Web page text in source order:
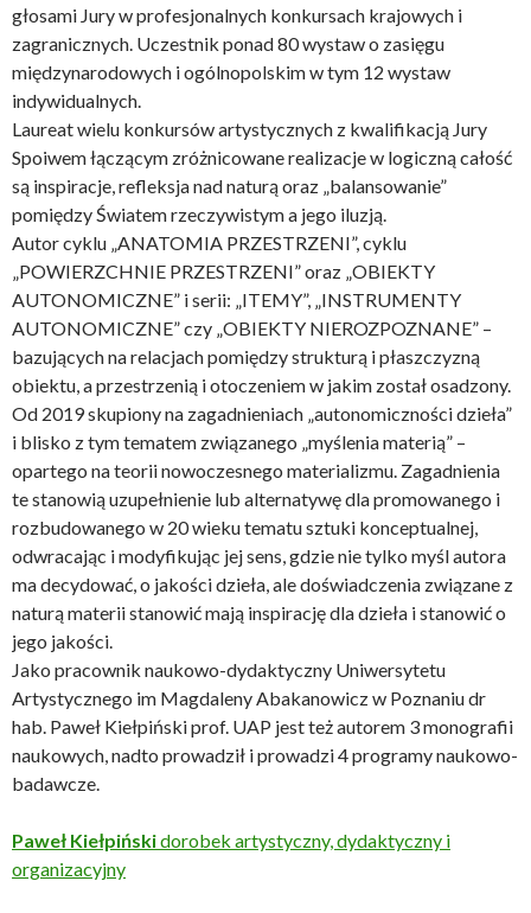
głosami Jury w profesjonalnych konkursach krajowych i
zagranicznych. Uczestnik ponad 80 wystaw o zasięgu
międzynarodowych i ogólnopolskim w tym 12 wystaw
indywidualnych.
Laureat wielu konkursów artystycznych z kwalifikacją Jury
Spoiwem łączącym zróżnicowane realizacje w logiczną całość
są inspiracje, refleksja nad naturą oraz „balansowanie”
pomiędzy Światem rzeczywistym a jego iluzją.
Autor cyklu „ANATOMIA PRZESTRZENI”, cyklu
„POWIERZCHNIE PRZESTRZENI” oraz „OBIEKTY
AUTONOMICZNE” i serii: „ITEMY”, „INSTRUMENTY
AUTONOMICZNE” czy „OBIEKTY NIEROZPOZNANE” –
bazujących na relacjach pomiędzy strukturą i płaszczyzną
obiektu, a przestrzenią i otoczeniem w jakim został osadzony.
Od 2019 skupiony na zagadnieniach „autonomiczności dzieła”
i blisko z tym tematem związanego „myślenia materią” –
opartego na teorii nowoczesnego materializmu. Zagadnienia
te stanowią uzupełnienie lub alternatywę dla promowanego i
rozbudowanego w 20 wieku tematu sztuki konceptualnej,
odwracając i modyfikując jej sens, gdzie nie tylko myśl autora
ma decydować, o jakości dzieła, ale doświadczenia związane z
naturą materii stanowić mają inspirację dla dzieła i stanowić o
jego jakości.
Jako pracownik naukowo-dydaktyczny Uniwersytetu
Artystycznego im Magdaleny Abakanowicz w Poznaniu dr
hab. Paweł Kiełpiński prof. UAP jest też autorem 3 monografii
naukowych, nadto prowadził i prowadzi 4 programy naukowo-
badawcze.
Paweł Kiełpińskidorobek artystyczny, dydaktyczny i
organizacyjny